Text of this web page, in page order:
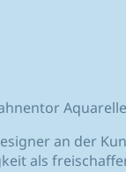
an der
als